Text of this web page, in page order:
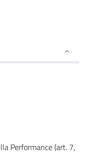
Performance (art. 7,